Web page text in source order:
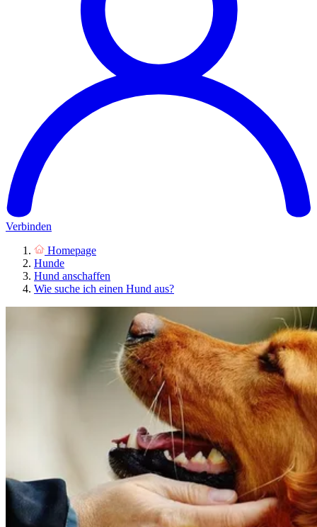
Verbinden
Homepage
Hunde
Hund anschaffen
Wie suche ich einen Hund aus?